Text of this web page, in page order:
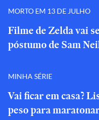
MORTO EM 13 DE JULHO
Filme de Zelda vai
póstumo de Sam
MINHA SÉRIE
Vai ficar em casa?
peso para